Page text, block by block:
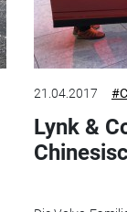
21.04.2017
Lynk &